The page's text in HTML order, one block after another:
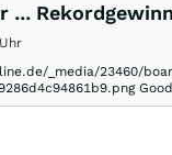
...
_media/23460/